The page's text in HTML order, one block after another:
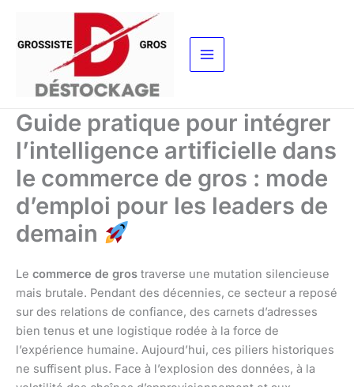
contenu
Guide pratique pour intégrer
l’intelligence artificielle dans
le commerce de gros : mode
d’emploi pour les leaders de
demain
Le commerce de gros traverse une mutation silencieuse
mais brutale. Pendant des décennies, ce secteur a reposé
sur des relations de confiance, des carnets d’adresses
bien tenus et une logistique rodée à la force de
l’expérience humaine. Aujourd’hui, ces piliers historiques
ne suffisent plus. Face à l’explosion des données, à la